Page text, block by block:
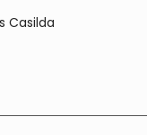
Casilda